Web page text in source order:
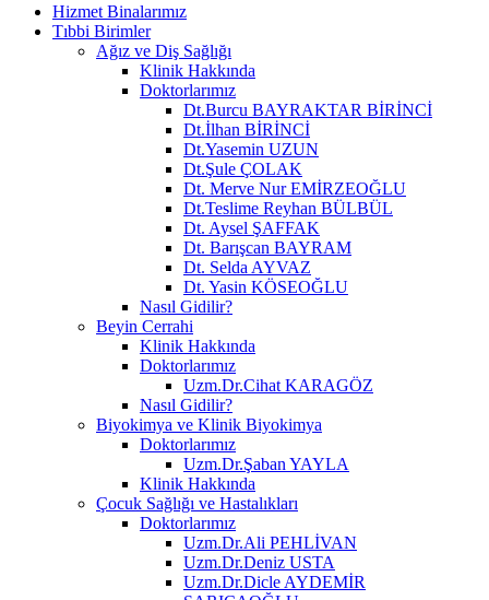
Hizmet Binalarımız
Tıbbi Birimler
Ağız ve Diş Sağlığı
Klinik Hakkında
Doktorlarımız
Dt.Burcu BAYRAKTAR BİRİNCİ
Dt.İlhan BİRİNCİ
Dt.Yasemin UZUN
Dt.Şule ÇOLAK
Dt. Merve Nur EMİRZEOĞLU
Dt.Teslime Reyhan BÜLBÜL
Dt. Aysel ŞAFFAK
Dt. Barışcan BAYRAM
Dt. Selda AYVAZ
Dt. Yasin KÖSEOĞLU
Nasıl Gidilir?
Beyin Cerrahi
Klinik Hakkında
Doktorlarımız
Uzm.Dr.Cihat KARAGÖZ
Nasıl Gidilir?
Biyokimya ve Klinik Biyokimya
Doktorlarımız
Uzm.Dr.Şaban YAYLA
Klinik Hakkında
Çocuk Sağlığı ve Hastalıkları
Doktorlarımız
Uzm.Dr.Ali PEHLİVAN
Uzm.Dr.Deniz USTA
Uzm.Dr.Dicle AYDEMİR